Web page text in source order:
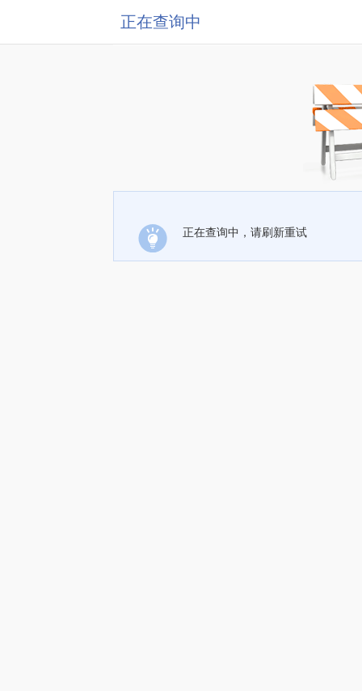
正在查询中
正在查询中，请刷新重试